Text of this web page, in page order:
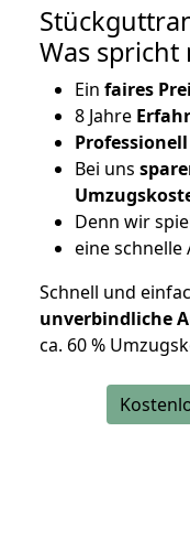
Was spricht
Ein faires
8 Jahre
Professionell
Bei uns
Denn wir
eine
Schnell und
unverbindliche
ca. 60 %